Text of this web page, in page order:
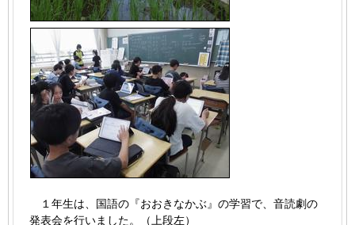
１年生は、国語の『おおきなかぶ』の学習で、音読劇の
発表会を行いました。（上段左）